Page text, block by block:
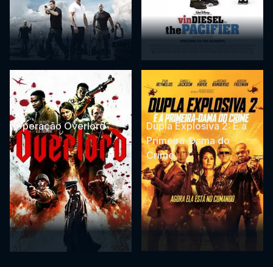
Operação Overlord
Dupla Explosiva 2: E a
Primeira-Dama do
Crime